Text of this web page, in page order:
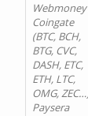
Coingate
(BTC, BCH,
BTG, CVC,
DASH, ETC,
ETH, LTC,
OMG,
Paysera